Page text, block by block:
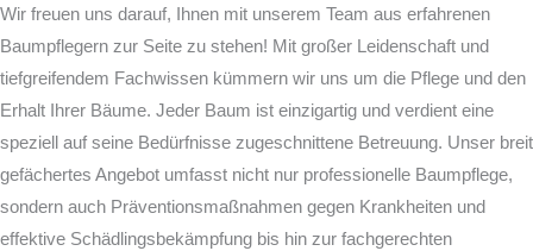
Wir freuen uns darauf, Ihnen mit unserem Team aus erfahrenen
Baumpflegern zur Seite zu stehen! Mit großer Leidenschaft und
tiefgreifendem Fachwissen kümmern wir uns um die Pflege und den
Erhalt Ihrer Bäume. Jeder Baum ist einzigartig und verdient eine
speziell auf seine Bedürfnisse zugeschnittene Betreuung. Unser breit
gefächertes Angebot umfasst nicht nur professionelle Baumpflege,
sondern auch Präventionsmaßnahmen gegen Krankheiten und
effektive Schädlingsbekämpfung bis hin zur fachgerechten